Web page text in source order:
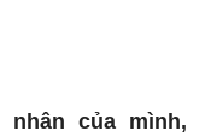
của mình,